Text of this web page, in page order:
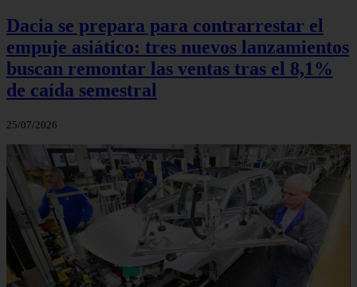
Dacia se prepara para contrarrestar el
empuje asiático: tres nuevos lanzamientos
buscan remontar las ventas tras el 8,1%
de caída semestral
25/07/2026